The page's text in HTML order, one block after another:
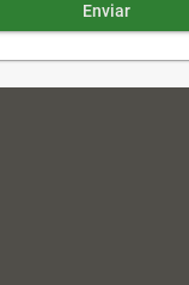
Enviar